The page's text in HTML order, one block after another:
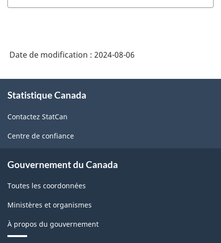
des
l'Amérique
Nord
(SCIAN)
2022
version
pour
le
secteur
l'énergie
Date de modification : 2024-08-06
propos
ce
site
Statistique Canada
Contactez StatCan
Centre de confiance
Gouvernement du Canada
Toutes les coordonnées
Ministères et organismes
À propos du gouvernement